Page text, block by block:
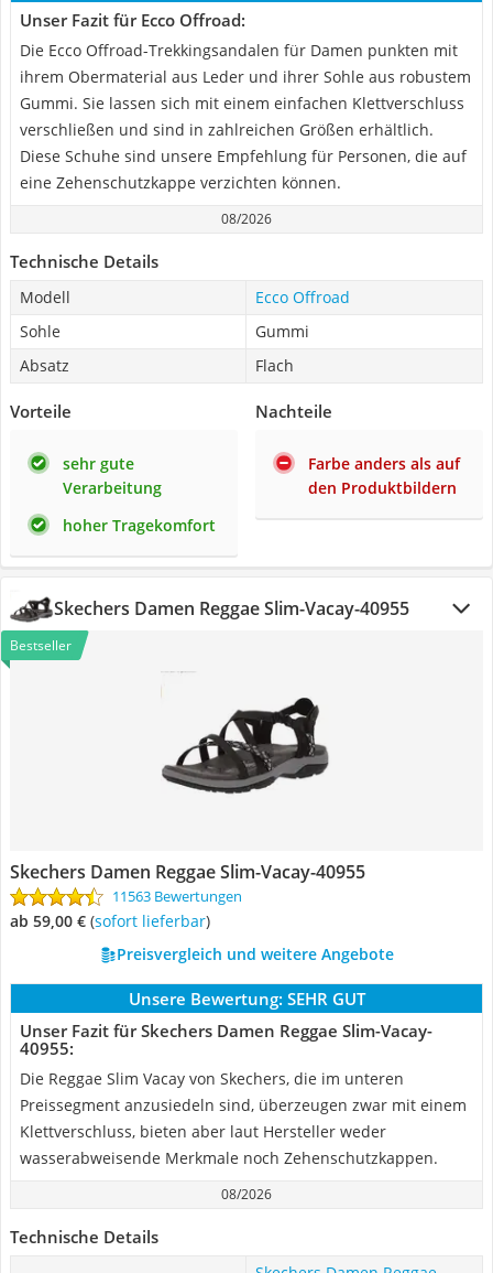
Unser Fazit für Ecco Offroad:
Die Ecco Offroad-Trekkingsandalen für Damen punkten mit
ihrem Obermaterial aus Leder und ihrer Sohle aus robustem
Gummi. Sie lassen sich mit einem einfachen Klettverschluss
verschließen und sind in zahlreichen Größen erhältlich.
Diese Schuhe sind unsere Empfehlung für Personen, die auf
eine Zehenschutzkappe verzichten können.
08/2026
Technische Details
Modell
Ecco Offroad
Sohle
Gummi
Absatz
Flach
Vorteile
sehr gute
Verarbeitung
hoher Tragekomfort
Nachteile
Farbe anders als auf
den Produktbildern
Skechers Damen Reggae Slim-Vacay-40955
Bestseller
Skechers Damen Reggae Slim-Vacay-40955
11563 Bewertungen
ab 59,00 € ( Sofort lieferbar)
Preisvergleich und weitere Angebote
Unsere Bewertung: SEHR GUT
Unser Fazit für Skechers Damen Reggae Slim-Vacay-
40955:
Die Reggae Slim Vacay von Skechers, die im unteren
Preissegment anzusiedeln sind, überzeugen zwar mit einem
Klettverschluss, bieten aber laut Hersteller weder
wasserabweisende Merkmale noch Zehenschutzkappen.
08/2026
Technische Details